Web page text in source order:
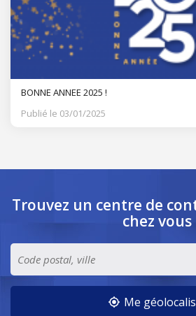
BONNE ANNEE 2025 !
Publié le 03/01/2025
Trouvez un centre de
chez vous
Me